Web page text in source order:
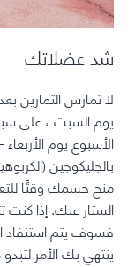
شد عضلاتك
لا تمارس التمارين
يوم السبت ، على
الأسبوع يوم
بالجليكوجين
منح جسمك وقتًا
الستار عنك. إذا
فسوف يتم استنفاد
ينتهي بك الأمر